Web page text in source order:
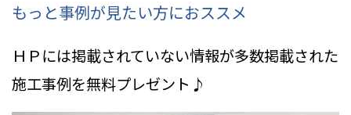
もっと事例が見たい方におススメ
ＨＰには掲載されていない情報が多数掲載された
施工事例を無料プレゼント♪